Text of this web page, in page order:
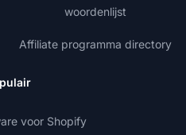
woordenlijst
Affiliate programma directory
voor Shopify